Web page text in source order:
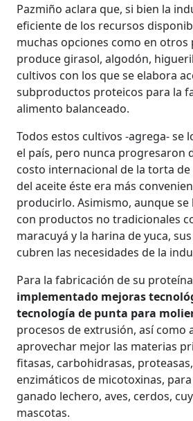
Pazmiño aclara que, si bien la
eficiente de los recursos
muchas opciones como en otros
produce girasol, algodón,
cultivos con los que se elabora
subproductos proteicos para la
alimento balanceado.
Todos estos cultivos -agrega- se
el país, pero nunca progresaron
costo internacional de la torta de
del aceite éste era más
producirlo. Asimismo, aunque
con productos no tradicionales
maracuyá y la harina de yuca,
cubren las necesidades de la
Para la fabricación de su
implementado mejoras
tecnología de punta para
procesos de extrusión, así como
aprovechar mejor las materias
fitasas, carbohidrasas,
enzimáticos de micotoxinas,
ganado lechero, aves, cerdos,
mascotas.